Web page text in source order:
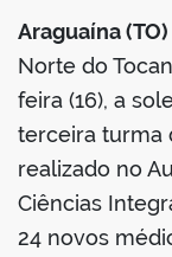
Araguaína (TO)
Norte do
feira (16), a
terceira turma
realizado no
Ciências
24 novos